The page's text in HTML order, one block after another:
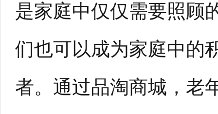
是家庭中仅仅需要照顾
们也可以成为家庭中的
者。通过品淘商城，老